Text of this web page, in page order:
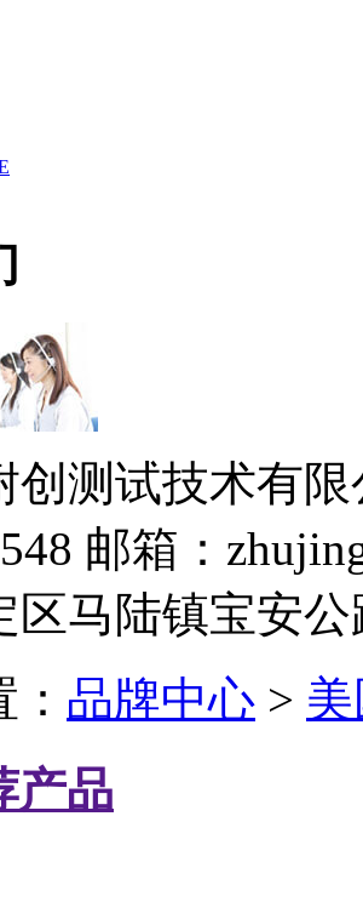
创测试技术有
邮箱：
区马陆镇宝安
品牌中心 >
产品